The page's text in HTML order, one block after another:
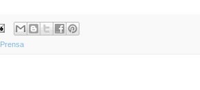
Prensa